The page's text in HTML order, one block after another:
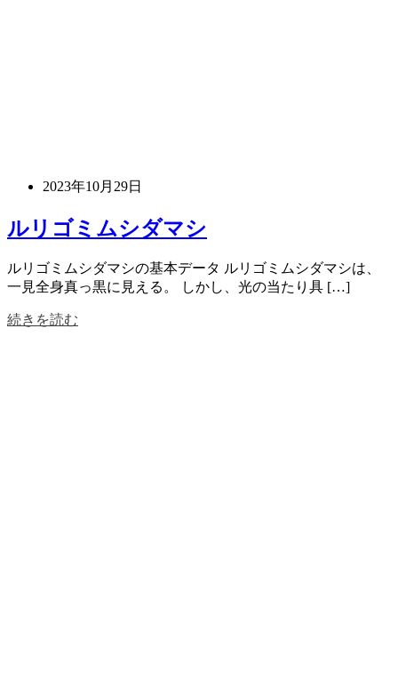
2023年10月29日
ルリゴミムシダマシ
ルリゴミムシダマシの基本データ ルリゴミムシダマシは、
一見全身真っ黒に見える。 しかし、光の当たり具 […]
続きを読む